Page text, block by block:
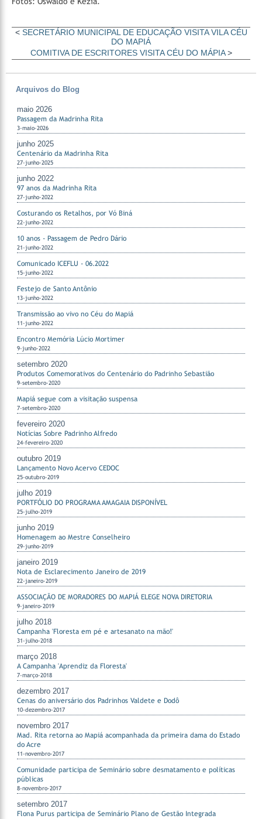
< SECRETÁRIO MUNICIPAL DE EDUCAÇÃO VISITA VILA CÉU
DO MAPIÁ
COMITIVA DE ESCRITORES VISITA CÉU DO MÁPIA>
Arquivos do Blog
maio 2026
Passagem da Madrinha Rita
3-maio-2026
junho 2025
Centenário da Madrinha Rita
27-junho-2025
junho 2022
97 anos da Madrinha Rita
27-junho-2022
Costurando os Retalhos, por Vó Biná
22-junho-2022
10 anos - Passagem de Pedro Dário
21-junho-2022
Comunicado ICEFLU - 06.2022
15-junho-2022
Festejo de Santo Antônio
13-junho-2022
Transmissão ao vivo no Céu do Mapiá
11-junho-2022
Encontro Memória Lúcio Mortimer
9-junho-2022
setembro 2020
Produtos Comemorativos do Centenário do Padrinho Sebastião
9-setembro-2020
Mapiá segue com a visitação suspensa
7-setembro-2020
fevereiro 2020
Notícias Sobre Padrinho Alfredo
24-fevereiro-2020
outubro 2019
Lançamento Novo Acervo CEDOC
25-outubro-2019
julho 2019
PORTFÓLIO DO PROGRAMA AMAGAIA DISPONÍVEL
25-julho-2019
junho 2019
Homenagem ao Mestre Conselheiro
29-junho-2019
janeiro 2019
Nota de Esclarecimento Janeiro de 2019
22-janeiro-2019
ASSOCIAÇÃO DE MORADORES DO MAPIÁ ELEGE NOVA DIRETORIA
9-janeiro-2019
julho 2018
Campanha 'Floresta em pé e artesanato na mão!'
31-julho-2018
março 2018
A Campanha 'Aprendiz da Floresta'
7-março-2018
dezembro 2017
Cenas do aniversário dos Padrinhos Valdete e Dodô
10-dezembro-2017
novembro 2017
Mad. Rita retorna ao Mapiá acompanhada da primeira dama do Estado
do Acre
11-novembro-2017
Comunidade participa de Seminário sobre desmatamento e políticas
públicas
8-novembro-2017
setembro 2017
Flona Purus participa de Seminário Plano de Gestão Integrada